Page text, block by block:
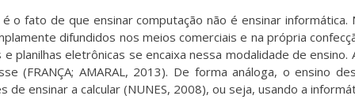
fato de que ensinar computação não é ensinar
difundidos nos meios comerciais e na própria
planilhas eletrônicas se encaixa nessa modalidade de
(FRANÇA; AMARAL, 2013). De forma análoga, o ensino
de ensinar a calcular (NUNES, 2008), ou seja, usando a